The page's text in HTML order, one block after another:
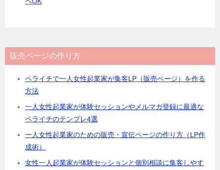
販売ページの作り方
ペライチで一人女性起業家が集客LP（販売ページ）を作る
方法
一人女性起業家が体験セッションやメルマガ登録に最適な
ペライチのテンプレ4選
一人女性起業家のための販売・宣伝ページの作り方（LP作
成術）
女性一人起業家が体験セッションと個別相談に集客しやす